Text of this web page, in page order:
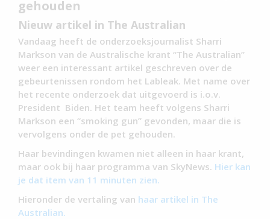
gehouden
Nieuw artikel in The Australian
Vandaag heeft de onderzoeksjournalist Sharri
Markson van de Australische krant “The Australian”
weer een interessant artikel geschreven over de
gebeurtenissen rondom het Lableak. Met name over
het recente onderzoek dat uitgevoerd is i.o.v.
President Biden. Het team heeft volgens Sharri
Markson een “smoking gun” gevonden, maar die is
vervolgens onder de pet gehouden.
Haar bevindingen kwamen niet alleen in haar krant,
maar ook bij haar programma van SkyNews. Hier kan
je dat item van 11 minuten zien.
Hieronder de vertaling van haar artikel in The
Australian.